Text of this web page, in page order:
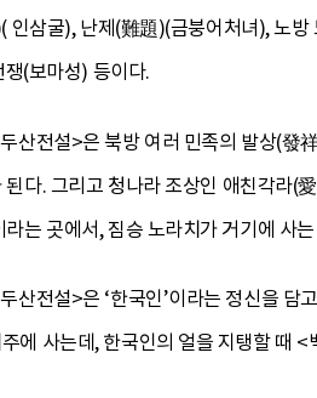
인삼굴), 난제(難題)(금붕어처녀), 노
(보마성) 등이다.
산전설>은 북방 여러 민족의 발상(發
된다. 그리고 청나라 조상인 애친각라(
라는 곳에서, 짐승 노라치가 거기에 사
산전설>은 ‘한국인’이라는 정신을
에 사는데, 한국인의 얼을 지탱할 때